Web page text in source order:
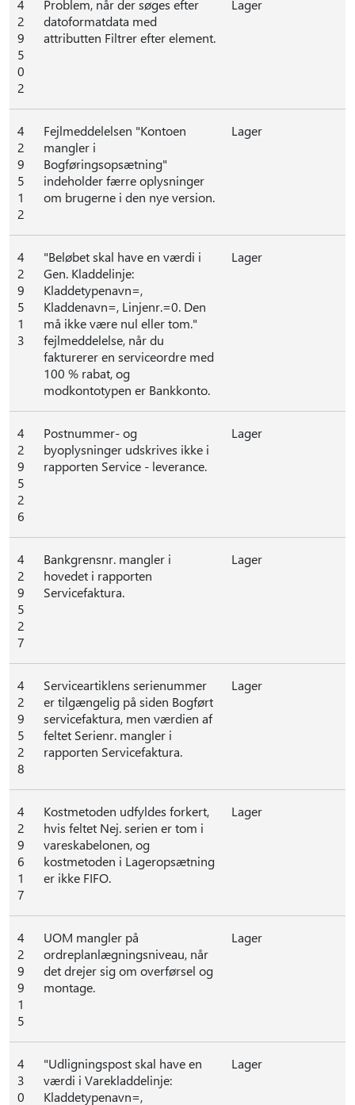
4
2
9
5
0
2
Problem, når der søges efter
datoformatdata med
attributten Filtrer efter element.
Lager
4
2
9
5
1
2
Fejlmeddelelsen "Kontoen
mangler i
Bogføringsopsætning"
indeholder færre oplysninger
om brugerne i den nye version.
Lager
4
2
9
5
1
3
"Beløbet skal have en værdi i
Gen. Kladdelinje:
Kladdetypenavn=,
Kladdenavn=, Linjenr.=0. Den
må ikke være nul eller tom."
fejlmeddelelse, når du
fakturerer en serviceordre med
100 % rabat, og
modkontotypen er Bankkonto.
Lager
4
2
9
5
2
6
Postnummer- og
byoplysninger udskrives ikke i
rapporten Service - leverance.
Lager
4
2
9
5
2
7
Bankgrensnr. mangler i
hovedet i rapporten
Servicefaktura.
Lager
4
2
9
5
2
8
Serviceartiklens serienummer
er tilgængelig på siden Bogført
servicefaktura, men værdien af
feltet Serienr. mangler i
rapporten Servicefaktura.
Lager
4
2
9
6
1
7
Kostmetoden udfyldes forkert,
hvis feltet Nej. serien er tom i
vareskabelonen, og
kostmetoden i Lageropsætning
er ikke FIFO.
Lager
4
2
9
9
1
5
UOM mangler på
ordreplanlægningsniveau, når
det drejer sig om overførsel og
montage.
Lager
4
3
0
"Udligningspost skal have en
værdi i Varekladdelinje:
Kladdetypenavn=,
Lager